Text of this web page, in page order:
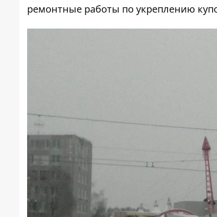
ремонтные работы по укреплению